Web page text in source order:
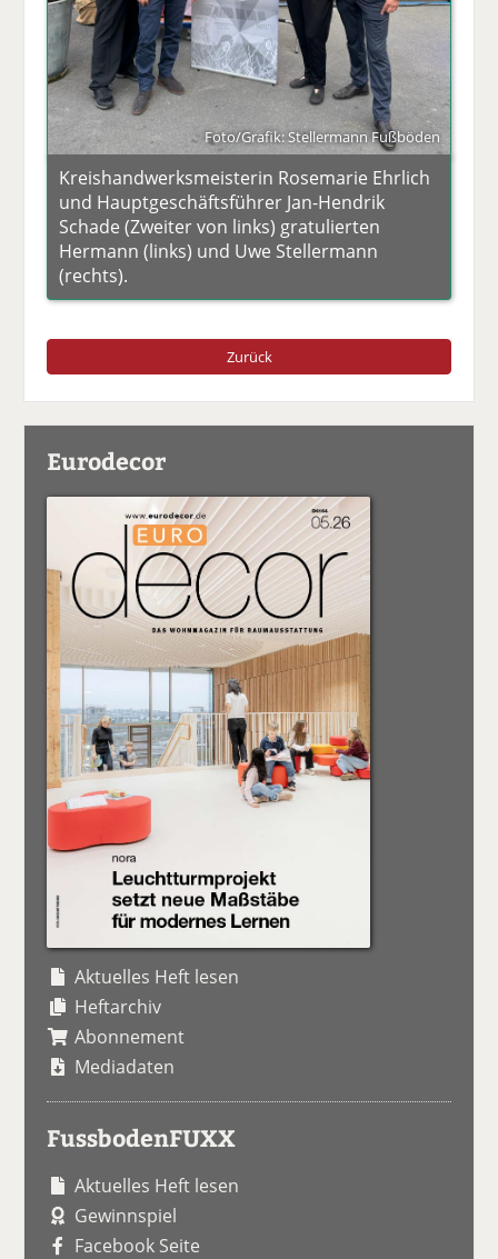
Foto/Grafik: Stellermann Fußböden
Kreishandwerksmeisterin Rosemarie Ehrlich
und Hauptgeschäftsführer Jan-Hendrik
Schade (Zweiter von links) gratulierten
Hermann (links) und Uwe Stellermann
(rechts).
Zurück
Eurodecor
Aktuelles Heft lesen
Heftarchiv
Abonnement
Mediadaten
FussbodenFUXX
Aktuelles Heft lesen
Gewinnspiel
Facebook Seite